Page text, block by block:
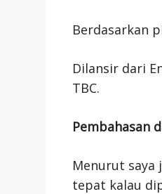
Berdasarkan
Dilansir dari
TBC.
Pembahasan
Menurut saya
tepat kalau